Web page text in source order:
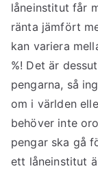
låneinstitut får
ränta jämfört
kan variera
%! Det är
pengarna, så
om i världen
behöver inte
pengar ska gå
ett låneinstitut